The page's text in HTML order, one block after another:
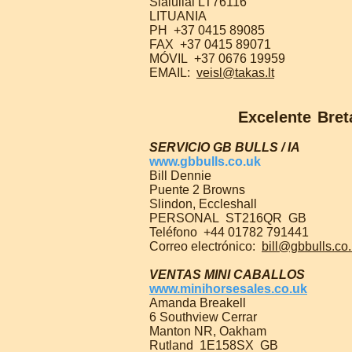
LITUANIA
PH
+37 0415 89085
FAX +37 0415 89071
MÓVIL +37 0676 19959
EMAIL: veisl@takas.lt
Excelente
SERVICIO GB BULLS / IA
www.gbbulls.co.uk
Bill Dennie
Puente 2 Browns
Slindon, Eccleshall
PERSONAL ST216QR GB
Teléfono +44 01782 791441
Correo electrónico:
VENTAS MINI CABALLOS
www.minihorsesales.co.uk
Amanda Breakell
6 Southview Cerrar
Manton NR, Oakham
Rutland
1E158SX GB